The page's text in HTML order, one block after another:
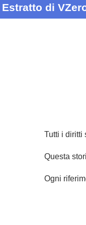
Estratto di
Tutti i diritti
Questa
Ogni